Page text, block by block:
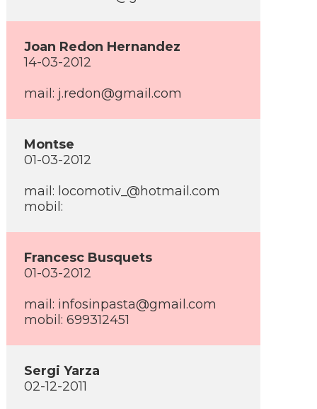
Joan Redon Hernandez
14-03-2012
mail: j.redon@gmail.com
Montse
01-03-2012
mail: locomotiv_@hotmail.com
mobil:
Francesc Busquets
01-03-2012
mail: infosinpasta@gmail.com
mobil: 699312451
Sergi Yarza
02-12-2011